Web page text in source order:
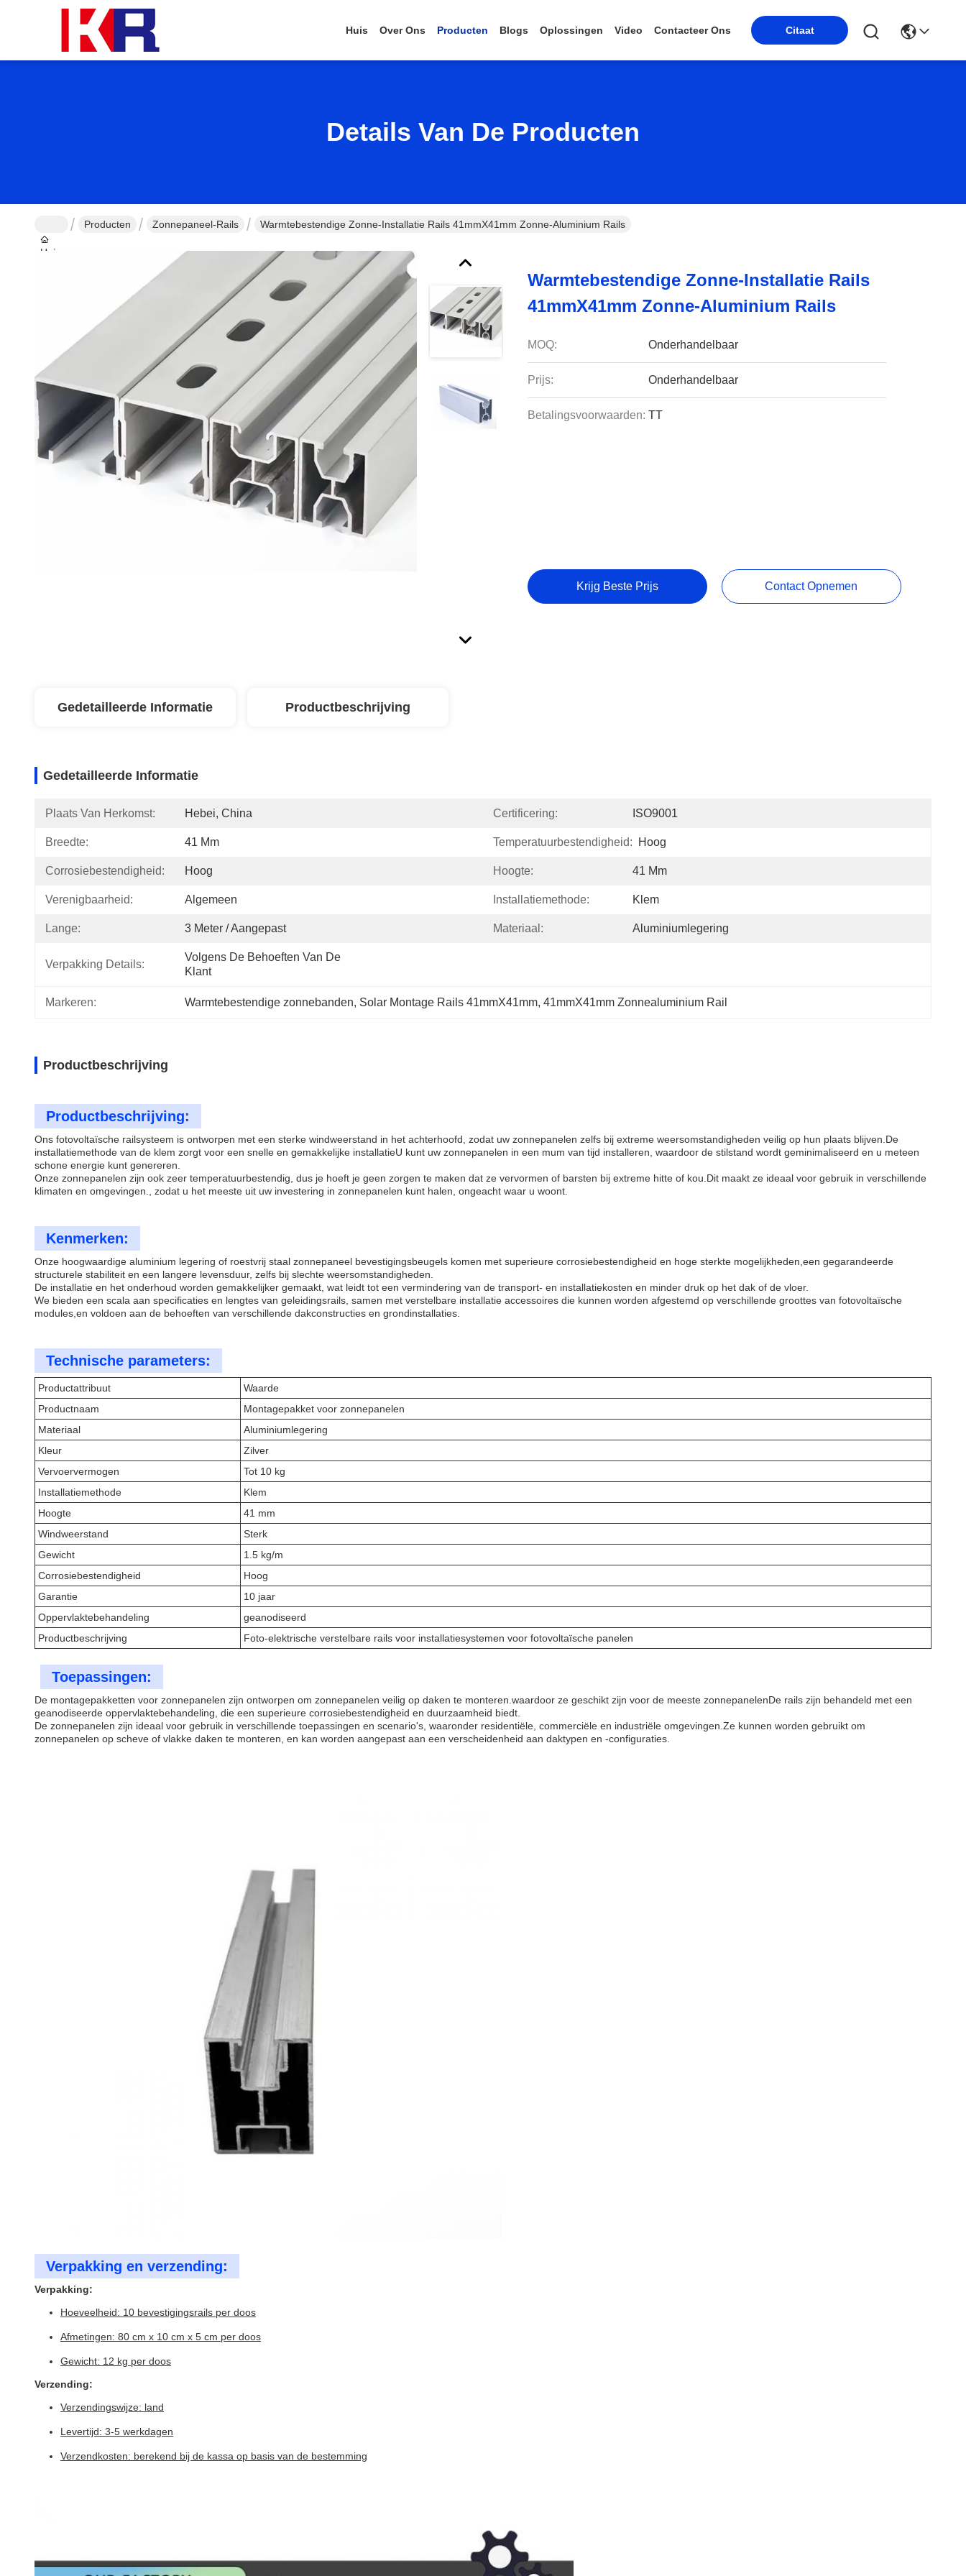
Huis Over Ons Producten Blogs Oplossingen Video Contacteer Ons Citaat
Details Van De Producten
Huis
Producten Zonnepaneel-Rails Warmtebestendige Zonne-Installatie Rails 41mmX41mm Zonne-Aluminium Rails
Warmtebestendige Zonne-Installatie Rails
41mmX41mm Zonne-Aluminium Rails
MOQ: Onderhandelbaar
Prijs: Onderhandelbaar
Betalingsvoorwaarden: TT
Krijg Beste Prijs Contact Opnemen
Gedetailleerde Informatie Productbeschrijving
Gedetailleerde Informatie
Plaats Van Herkomst: Hebei, China Certificering: ISO9001
Breedte: 41 Mm Temperatuurbestendigheid: Hoog
Corrosiebestendigheid: Hoog Hoogte: 41 Mm
Verenigbaarheid: Algemeen Installatiemethode: Klem
Lange: 3 Meter / Aangepast Materiaal: Aluminiumlegering
Verpakking Details:
Volgens De Behoeften Van De
Klant
Markeren: Warmtebestendige zonnebanden, Solar Montage Rails 41mmX41mm, 41mmX41mm Zonnealuminium Rail
Productbeschrijving
Productbeschrijving:
Ons fotovoltaïsche railsysteem is ontworpen met een sterke windweerstand in het achterhoofd, zodat uw zonnepanelen zelfs bij extreme weersomstandigheden veilig op hun plaats blijven.De
installatiemethode van de klem zorgt voor een snelle en gemakkelijke installatieU kunt uw zonnepanelen in een mum van tijd installeren, waardoor de stilstand wordt geminimaliseerd en u meteen
schone energie kunt genereren.
Onze zonnepanelen zijn ook zeer temperatuurbestendig, dus je hoeft je geen zorgen te maken dat ze vervormen of barsten bij extreme hitte of kou.Dit maakt ze ideaal voor gebruik in verschillende
klimaten en omgevingen., zodat u het meeste uit uw investering in zonnepanelen kunt halen, ongeacht waar u woont.
Kenmerken:
Onze hoogwaardige aluminium legering of roestvrij staal zonnepaneel bevestigingsbeugels komen met superieure corrosiebestendigheid en hoge sterkte mogelijkheden,een gegarandeerde
structurele stabiliteit en een langere levensduur, zelfs bij slechte weersomstandigheden.
De installatie en het onderhoud worden gemakkelijker gemaakt, wat leidt tot een vermindering van de transport- en installatiekosten en minder druk op het dak of de vloer.
We bieden een scala aan specificaties en lengtes van geleidingsrails, samen met verstelbare installatie accessoires die kunnen worden afgestemd op verschillende groottes van fotovoltaïsche
modules,en voldoen aan de behoeften van verschillende dakconstructies en grondinstallaties.
Technische parameters:
Productattribuut
Waarde
Productnaam
Montagepakket voor zonnepanelen
Materiaal
Aluminiumlegering
Kleur
Zilver
Vervoervermogen
Tot 10 kg
Installatiemethode
Klem
Hoogte
41 mm
Windweerstand
Sterk
Gewicht
1.5 kg/m
Corrosiebestendigheid
Hoog
Garantie
10 jaar
Oppervlaktebehandeling
geanodiseerd
Productbeschrijving
Foto-elektrische verstelbare rails voor installatiesystemen voor fotovoltaïsche panelen
Toepassingen:
De montagepakketten voor zonnepanelen zijn ontworpen om zonnepanelen veilig op daken te monteren.waardoor ze geschikt zijn voor de meeste zonnepanelenDe rails zijn behandeld met een
geanodiseerde oppervlaktebehandeling, die een superieure corrosiebestendigheid en duurzaamheid biedt.
De zonnepanelen zijn ideaal voor gebruik in verschillende toepassingen en scenario's, waaronder residentiële, commerciële en industriële omgevingen.Ze kunnen worden gebruikt om
zonnepanelen op scheve of vlakke daken te monteren, en kan worden aangepast aan een verscheidenheid aan daktypen en -configuraties.
Verpakking en verzending:
Verpakking:
Hoeveelheid: 10 bevestigingsrails per doos
Afmetingen: 80 cm x 10 cm x 5 cm per doos
Gewicht: 12 kg per doos
Verzending:
Verzendingswijze: land
Levertijd: 3-5 werkdagen
Verzendkosten: berekend bij de kassa op basis van de bestemming